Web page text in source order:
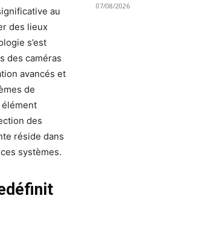
au
des lieux
s’est
des caméras
avancés et
de
des
réside dans
systèmes.
07/08/2026